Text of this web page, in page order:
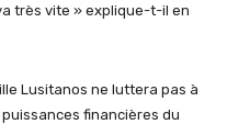
très vite » explique-t-il en
Lusitanos ne luttera pas à
financières du